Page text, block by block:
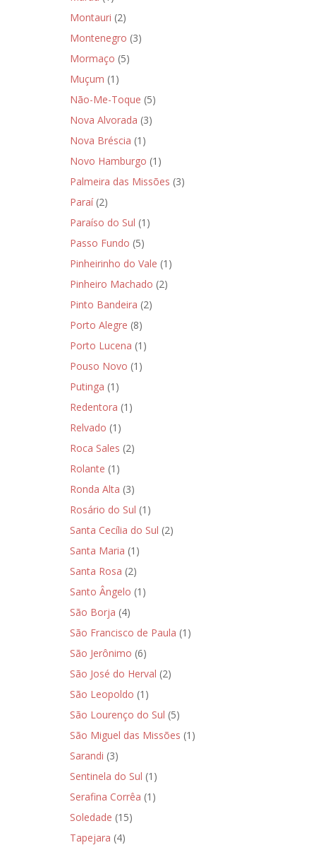
Montauri (2)
Montenegro (3)
Mormaço (5)
Muçum (1)
Não-Me-Toque (5)
Nova Alvorada (3)
Nova Bréscia (1)
Novo Hamburgo (1)
Palmeira das Missões (3)
Paraí(2)
Paraíso do Sul (1)
Passo Fundo (5)
Pinheirinho do Vale (1)
Pinheiro Machado (2)
Pinto Bandeira (2)
Porto Alegre (8)
Porto Lucena (1)
Pouso Novo (1)
Putinga (1)
Redentora (1)
Relvado (1)
Roca Sales (2)
Rolante (1)
Ronda Alta (3)
Rosário do Sul (1)
Santa Cecília do Sul (2)
Santa Maria (1)
Santa Rosa (2)
Santo Ângelo (1)
São Borja (4)
São Francisco de Paula (1)
São Jerônimo (6)
São José do Herval (2)
São Leopoldo (1)
São Lourenço do Sul (5)
São Miguel das Missões (1)
Sarandi (3)
Sentinela do Sul (1)
Serafina Corrêa (1)
Soledade (15)
Tapejara (4)